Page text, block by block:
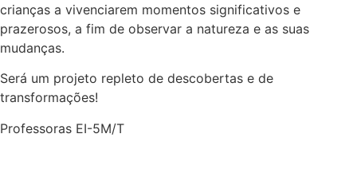
crianças a vivenciarem momentos significativos e
prazerosos, a fim de observar a natureza e as suas
mudanças.
Será um projeto repleto de descobertas e de
transformações!
Professoras EI-5M/T